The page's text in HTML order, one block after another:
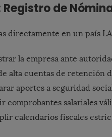
Registro de
directamente en un país
la empresa ante
alta cuentas de retención
aportes a seguridad
comprobantes salariales
calendarios fiscales